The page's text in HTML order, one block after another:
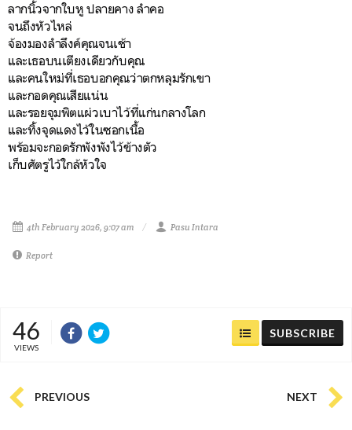
ลากนิ้วจากใบหู ปลายคาง ลำคอ
จนถึงหัวไหล่
จ้องมองลำลึงค์คุณจนเช้า
และเธอบนเตียงเดียวกับคุณ
และคนใหม่ที่เธอบอกคุณว่าตกหลุมรักเขา
และกอดคุณเสียแน่น
และรอยจุมพิตแผ่วเบาไว้ที่แก่นกลางโลก
และทิ้งจุดแดงไว้ในซอกเนื้อ
พร้อมจะกอดรักพังพังไว้ข้างตัว
เก็บศัตรูไว้ใกล้หัวใจ
4th February 2026, 9:07 am Pasu Intara
Report
46
VIEWS
SUBSCRIBE
PREVIOUS NEXT